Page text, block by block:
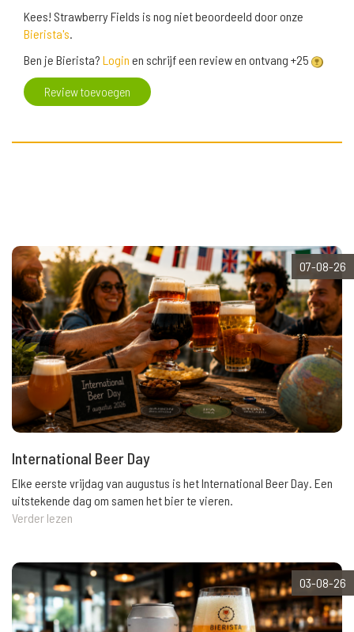
Kees! Strawberry Fields is nog niet beoordeeld door onze
Bierista's.
Ben je Bierista? Login en schrijf een review en ontvang +25
Review toevoegen
07-08-26
International Beer Day
Elke eerste vrijdag van augustus is het International Beer Day. Een
uitstekende dag om samen het bier te vieren.
Verder lezen
03-08-26